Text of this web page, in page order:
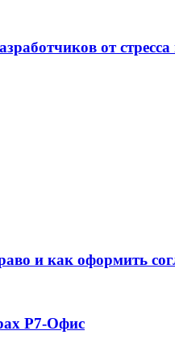
от
и как оформить
Р7-Офис